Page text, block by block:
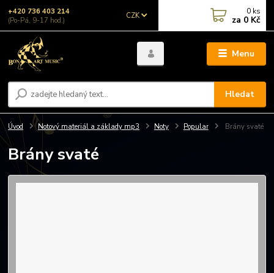
Menu
CZK
Hledat
+420 736 403 214
(Po-Pá, 9-17 hod.)
0 ks
za 0 Kč
Úvod Notový materiál a základy mp3 Noty Popular Brány svaté
Brány svaté